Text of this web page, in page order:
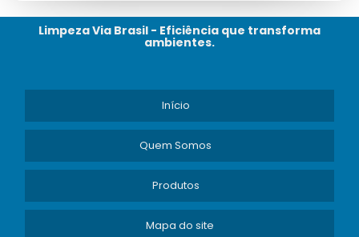
Entrega em até 5 dias úteis, dependendo da região.
Oferecemos troca ou devolução em até 30 dias após
a compra.
Especificações Técnicas
Dimensões Peso Material Capacidade
1 kg Plástico
Limpeza Via Brasil - Eficiência que transforma
ambientes.
Início
Quem Somos
Produtos
Mapa do site